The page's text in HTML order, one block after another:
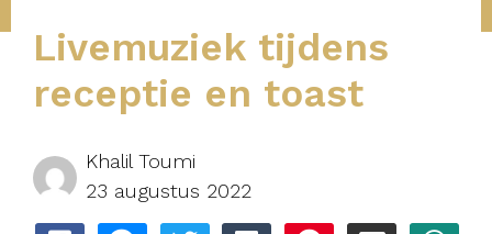
Livemuziek tijdens
receptie en toast
Khalil Toumi
23 augustus 2022